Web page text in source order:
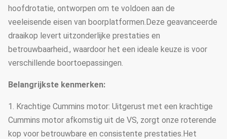
hoofdrotatie, ontworpen om te voldoen aan de
veeleisende eisen van boorplatformen.Deze geavanceerde
draaikop levert uitzonderlijke prestaties en
betrouwbaarheid., waardoor het een ideale keuze is voor
verschillende boortoepassingen.
Belangrijkste kenmerken:
1. Krachtige Cummins motor: Uitgerust met een krachtige
Cummins motor afkomstig uit de VS, zorgt onze roterende
kop voor betrouwbare en consistente prestaties.Het